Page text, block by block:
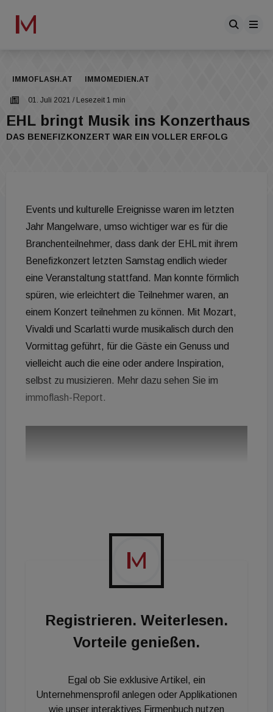
IMMOFLASH.AT IMMOMEDIEN.AT
01. Juli 2021 / Lesezeit 1 min
EHL bringt Musik ins Konzerthaus
DAS BENEFIZKONZERT WAR EIN VOLLER ERFOLG
Events und kulturelle Ereignisse waren im letzten
Jahr Mangelware, umso wichtiger war es für die
Branchenteilnehmer, dass dank der EHL mit ihrem
Benefizkonzert letzten Samstag endlich wieder
eine Veranstaltung stattfand. Man konnte förmlich
spüren, wie erleichtert die Teilnehmer waren, an
einem Konzert teilnehmen zu können. Mit Mozart,
Vivaldi und Scarlatti wurde musikalisch durch den
Vormittag geführt, für die Gäste ein Genuss und
vielleicht auch die eine oder andere Inspiration,
selbst zu musizieren. Mehr dazu sehen Sie im
immoflash-Report.
Registrieren. Weiterlesen.
Vorteile genießen.
Egal ob Sie exklusive Artikel, ein
Unternehmensprofil anlegen oder Applikationen
wie unser interaktives Firmenbuch nutzen